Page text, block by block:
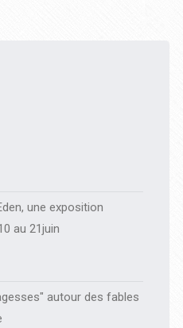
une exposition
au 21juin
autour des fables